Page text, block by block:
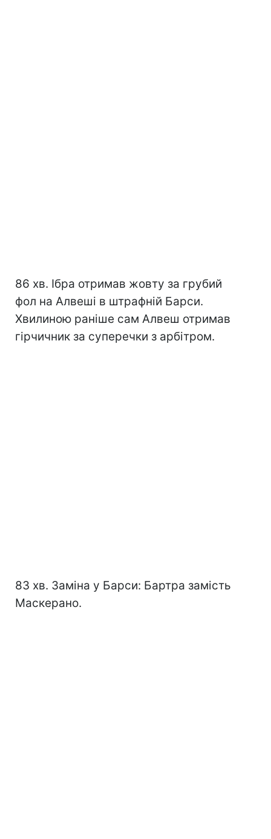
86 хв. Ібра отримав жовту за грубий
фол на Алвеші в штрафній Барси.
Хвилиною раніше сам Алвеш отримав
гірчичник за суперечки з арбітром.
83 хв. Заміна у Барси: Бартра замість
Маскерано.